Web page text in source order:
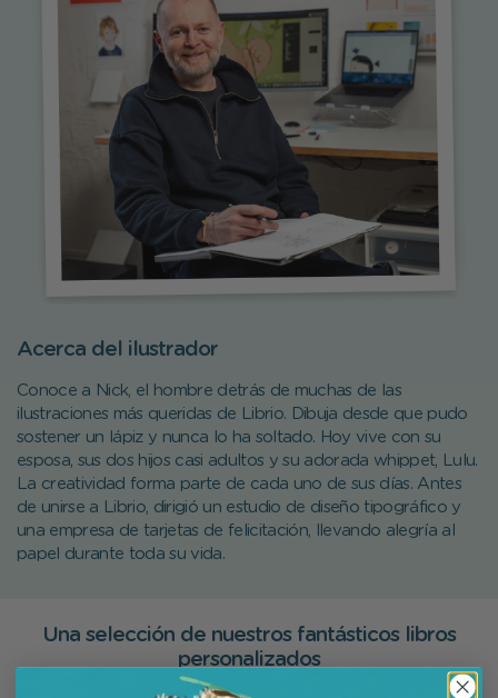
Acerca del ilustrador
Conoce a Nick, el hombre detrás de muchas de las
ilustraciones más queridas de Librio. Dibuja desde que pudo
sostener un lápiz y nunca lo ha soltado. Hoy vive con su
esposa, sus dos hijos casi adultos y su adorada whippet, Lulu.
La creatividad forma parte de cada uno de sus días. Antes
de unirse a Librio, dirigió un estudio de diseño tipográfico y
una empresa de tarjetas de felicitación, llevando alegría al
papel durante toda su vida.
Una selección de nuestros fantásticos libros
personalizados